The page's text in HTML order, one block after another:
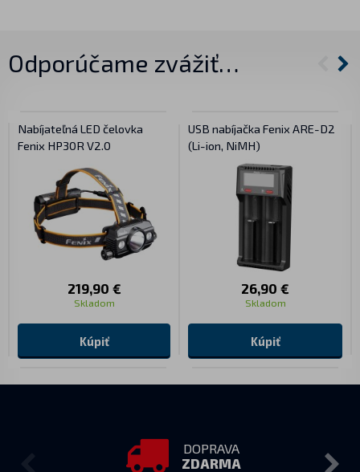
Odporúčame zvážiť…
Nabíjateľná LED čelovka
Fenix HP30R V2.0
219,90 €
Skladom
Kúpiť
USB nabíjačka Fenix ARE-D2
(Li-ion, NiMH)
26,90 €
Skladom
Kúpiť
DOPRAVA
ZDARMA